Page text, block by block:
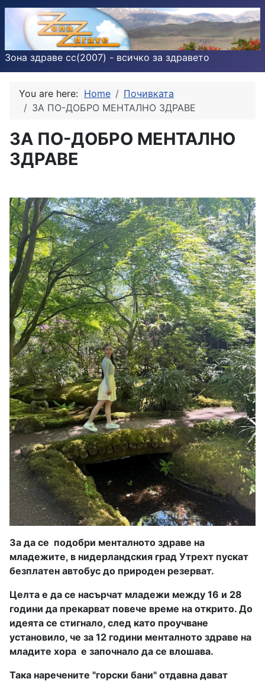
Зона здраве cc(2007) - всичко за здравето
You are here: Home
Почивката
ЗА ПО-ДОБРО МЕНТАЛНО ЗДРАВЕ
ЗА ПО-ДОБРО МЕНТАЛНО
ЗДРАВЕ
За да се подобри менталното здраве на
младежите, в нидерландския град Утрехт пускат
безплатен автобус до природен резерват.
Целта е да се насърчат младежи между 16 и 28
години да прекарват повече време на открито. До
идеята се стигнало, след като проучване
установило, че за 12 години менталното здраве на
младите хора е започнало да се влошава.
Така наречените "горски бани" отдавна дават